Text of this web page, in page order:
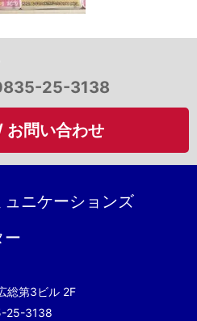
25-3138
お問い合わせ
ニケーションズ
ー
総第3ビル 2F
3138